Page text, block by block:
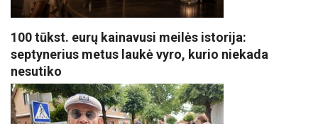
100 tūkst. eurų kainavusi meilės istorija:
septynerius metus laukė vyro, kurio niekada
nesutiko